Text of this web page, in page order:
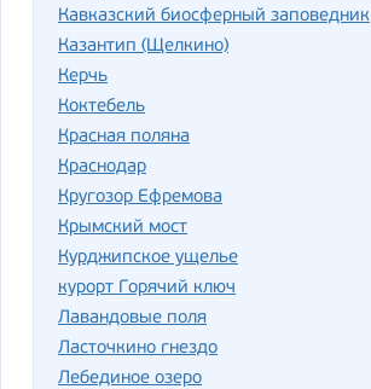
Кавказский биосферный заповедник
Казантип (Щелкино)
Керчь
Коктебель
Красная поляна
Краснодар
Кругозор Ефремова
Крымский мост
Курджипское ущелье
курорт Горячий ключ
Лавандовые поля
Ласточкино гнездо
Лебединое озеро